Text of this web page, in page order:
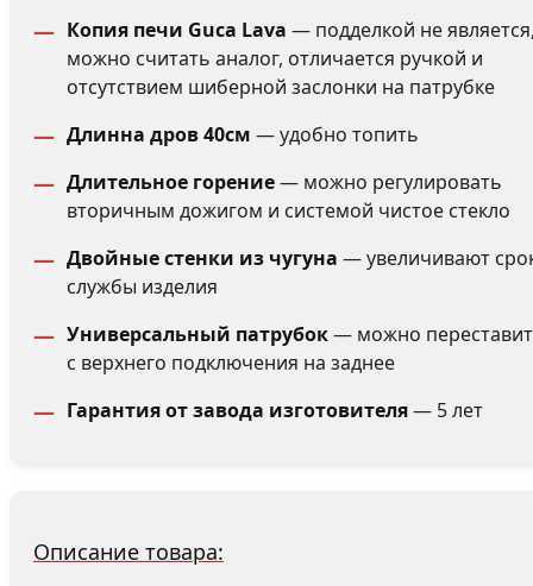
Копия печи Guca Lava — подделкой не
можно считать аналог, отличается ручкой и
отсутствием шиберной заслонки на патрубке
Длинна дров 40см — удобно топить
Длительное горение— можно регулировать
вторичным дожигом и системой чистое стекло
Двойные стенки из чугуна — увеличивают
службы изделия
Универсальный патрубок— можно
с верхнего подключения на заднее
Гарантия от завода изготовителя— 5 лет
Описание товара: